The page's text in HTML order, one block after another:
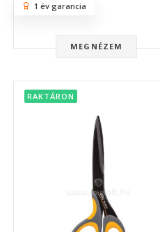
MEGNÉZEM
1 év garancia
RAKTÁRON